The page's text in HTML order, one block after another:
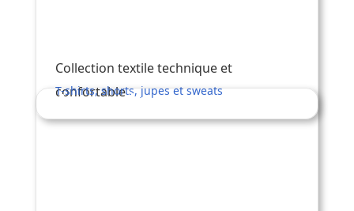
Collection textile technique et
confortable
T-shirts, shorts, jupes et sweats
Accessoires